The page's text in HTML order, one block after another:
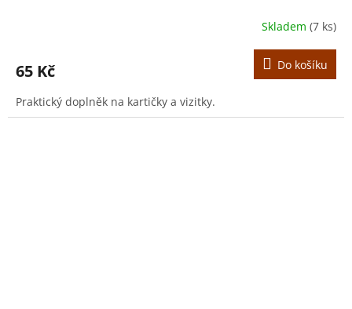
Skladem (7 ks)
65 Kč Do košíku
Praktický doplněk na kartičky a vizitky.